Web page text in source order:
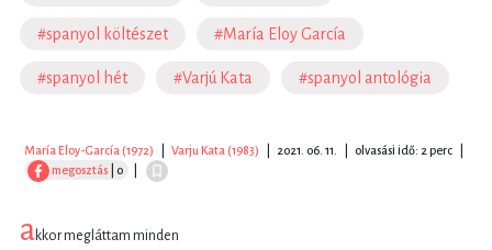
#spanyol költészet #María Eloy García
#spanyol hét #Varjú Kata #spanyol antológia
María Eloy-García (1972) Varju Kata (1983) 2021. 06. 11. olvasási idő: 2 perc
megosztás | 0
akkor megláttam minden